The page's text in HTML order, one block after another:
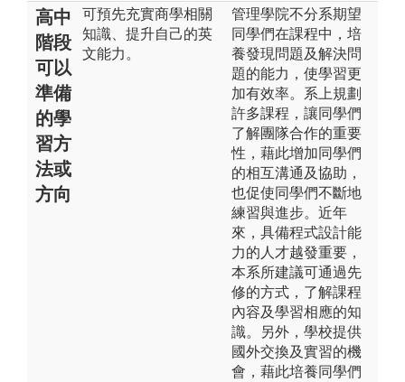
高中
階段
可以
準備
的學
習方
法或
方向
可預先充實商學相關
知識、提升自己的英
文能力。
管理學院不分系期望
同學們在課程中，培
養發現問題及解決問
題的能力，使學習更
加有效率。系上規劃
許多課程，讓同學們
了解團隊合作的重要
性，藉此增加同學們
的相互溝通及協助，
也促使同學們不斷地
練習與進步。近年
來，具備程式設計能
力的人才越發重要，
本系所建議可通過先
修的方式，了解課程
內容及學習相應的知
識。另外，學校提供
國外交換及實習的機
會，藉此培養同學們